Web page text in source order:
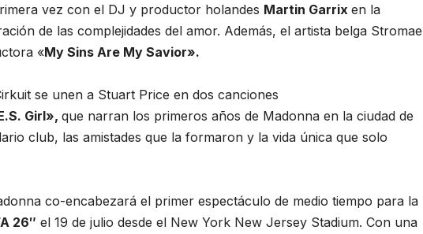
vez con el DJ y productor holandes Martin Garrixen la
de las complejidades del amor. Además, el artista belga Stromae
«My Sins Are My Savior».
se unen a Stuart Price en dos canciones
Girl»,que narran los primeros años de Madonna en la ciudad de
club, las amistades que la formaron y la vida única que solo
co-encabezará el primer espectáculo de medio tiempo para la
26″ el 19 de julio desde el New York New Jersey Stadium. Con una